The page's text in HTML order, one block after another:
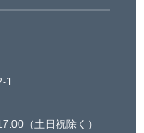
1
（土日祝除く）